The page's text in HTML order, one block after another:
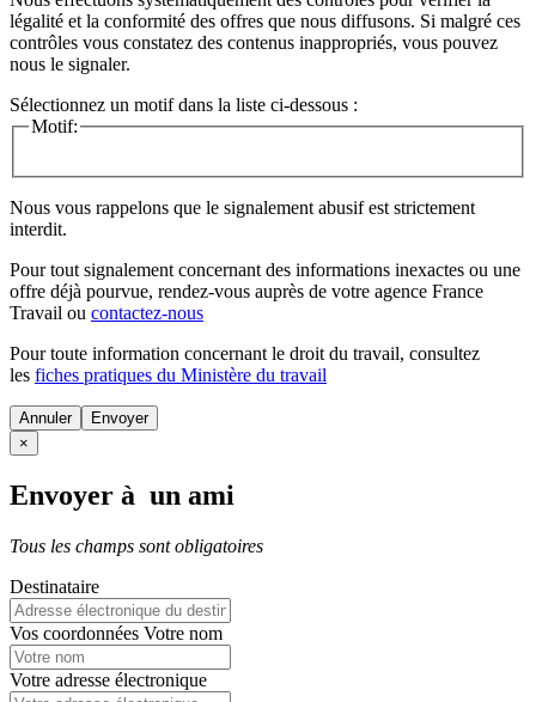
légalité et la conformité des offres que nous diffusons. Si malgré ces
contrôles vous constatez des contenus inappropriés, vous pouvez
nous le signaler.
Sélectionnez un motif dans la liste ci-dessous :
Motif:
Nous vous rappelons que le signalement abusif est strictement
interdit.
Pour tout signalement concernant des informations inexactes ou une
offre déjà pourvue, rendez-vous auprès de votre agence France
Travail ou contactez-nous
Pour toute information concernant le droit du travail, consultez
les fiches pratiques du Ministère du travail
Annuler
×
Envoyer à un ami
Tous les champs sont obligatoires
Destinataire
Vos coordonnées Votre nom
Votre adresse électronique